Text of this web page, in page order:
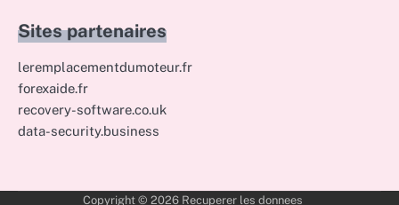
Sites partenaires
leremplacementdumoteur.fr
forexaide.fr
recovery-software.co.uk
data-security.business
Copyright © 2026 Recuperer les donnees